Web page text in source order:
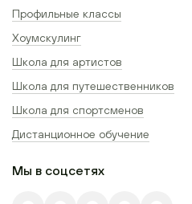
Профильные классы
Хоумскулинг
Школа для артистов
Школа для путешественников
Школа для спортсменов
Дистанционное обучение
Мы в соцсетях